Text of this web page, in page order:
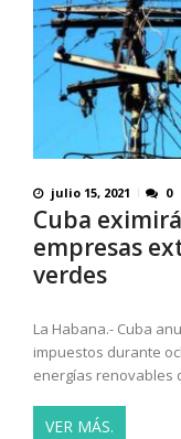
julio 15, 2021 0
Cuba
empresas
verdes
La Habana.- Cuba
impuestos durante
energías renovables
VER MÁS.